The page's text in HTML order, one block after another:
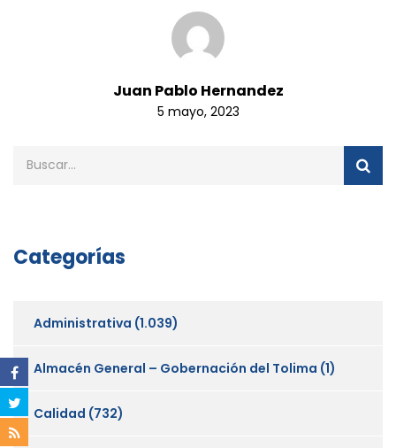
Juan Pablo Hernandez
5 mayo, 2023
Categorías
Administrativa (1.039)
Almacén General – Gobernación del Tolima (1)
Calidad (732)